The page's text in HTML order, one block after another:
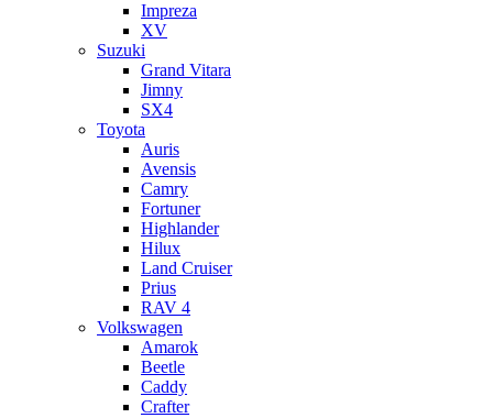
Impreza
XV
Suzuki
Grand Vitara
Jimny
SX4
Toyota
Auris
Avensis
Camry
Fortuner
Highlander
Hilux
Land Cruiser
Prius
RAV 4
Volkswagen
Amarok
Beetle
Caddy
Crafter